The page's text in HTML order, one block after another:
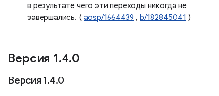
в результате чего эти переходы никогда не
завершались. ( aosp/1664439 , b/182845041 )
Версия 1.4.0
Версия 1.4.0